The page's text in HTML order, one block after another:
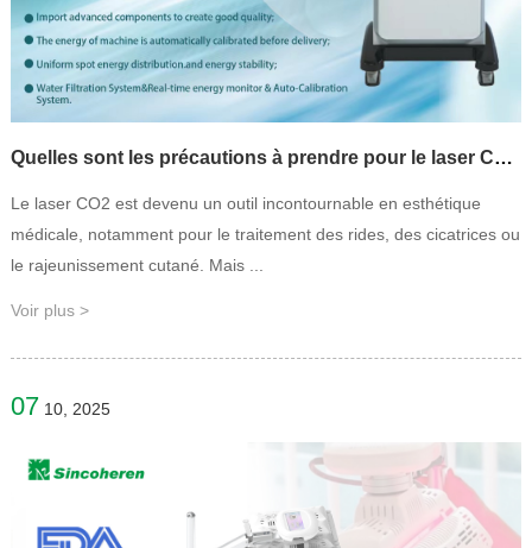
Quelles sont les précautions à prendre pour le laser CO2 ?
Le laser CO2 est devenu un outil incontournable en esthétique
médicale, notamment pour le traitement des rides, des cicatrices ou
le rajeunissement cutané. Mais ...
Voir plus >
07 10, 2025